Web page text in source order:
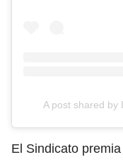
A post shared by
El Sindicato